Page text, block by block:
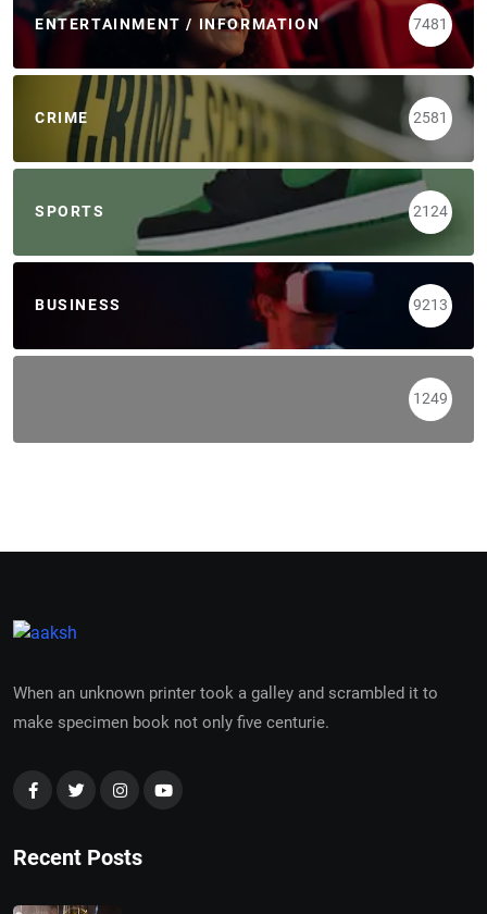
ENTERTAINMENT / INFORMATION 7481
CRIME 2581
SPORTS 2124
BUSINESS 9213
1249
When an unknown printer took a galley and scrambled it to
make specimen book not only five centurie.
Recent Posts